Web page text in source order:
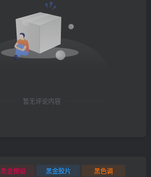
暂无评论内容
黑金预设 黑金胶片
黑色调